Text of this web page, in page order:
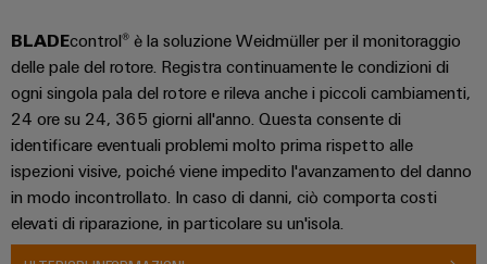
nell'energia
eolica
morsettiere
preassemblate
Custodie
modificate
e
dotate
Assemblaggio
BLADEcontrol® è la soluzione Weidmüller per il monitoraggio
delle pale del rotore. Registra continuamente le condizioni di
ogni singola pala del rotore e rileva anche i piccoli cambiamenti,
24 ore su 24, 365 giorni all'anno. Questa consente di
identificare eventuali problemi molto prima rispetto alle
ispezioni visive, poiché viene impedito l'avanzamento del danno
in modo incontrollato. In caso di danni, ciò comporta costi
elevati di riparazione, in particolare su un'isola.